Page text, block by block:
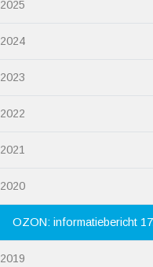
2025
2024
2023
2022
2021
2020
OZON: informatiebericht
2019